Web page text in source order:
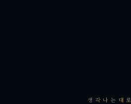
생각나는대로